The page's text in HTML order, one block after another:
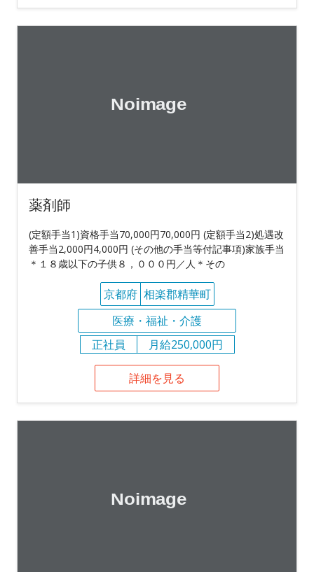
薬剤師
(定額手当1)資格手当70,000円70,000円 (定額手当2)処遇改
善手当2,000円4,000円 (その他の手当等付記事項)家族手当
＊１８歳以下の子供８，０００円／人＊その
京都府 相楽郡精華町
医療・福祉・介護
正社員
月給250,000円
詳細を見る